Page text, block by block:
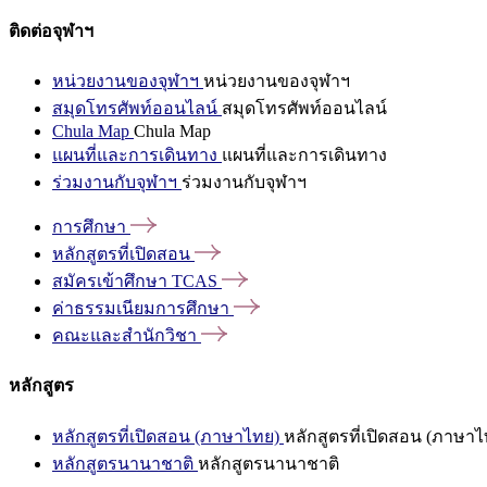
ติดต่อจุฬาฯ
หน่วยงานของจุฬาฯ หน่วยงานของจุฬาฯ
สมุดโทรศัพท์ออนไลน์ สมุดโทรศัพท์ออนไลน์
Chula Map Chula Map
แผนที่และการเดินทาง แผนที่และการเดินทาง
ร่วมงานกับจุฬาฯ ร่วมงานกับจุฬาฯ
การศึกษา
หลักสูตรที่เปิดสอน
สมัครเข้าศึกษา TCAS
ค่าธรรมเนียมการศึกษา
คณะและสำนักวิชา
หลักสูตร
หลักสูตรที่เปิดสอน (ภาษาไทย) หลักสูตรที่เปิดสอน (ภาษาไ
หลักสูตรนานาชาติ หลักสูตรนานาชาติ